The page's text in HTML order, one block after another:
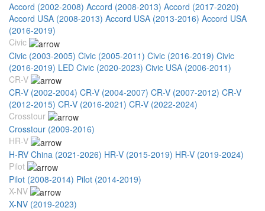
Accord (2002-2008) Accord (2008-2013) Accord (2017-2020)
Accord USA (2008-2013) Accord USA (2013-2016) Accord USA
(2016-2019)
Civic
Civic (2003-2005) Civic (2005-2011) Civic (2016-2019) Civic
(2016-2019) LED Civic (2020-2023) Civic USA (2006-2011)
CR-V
CR-V (2002-2004) CR-V (2004-2007) CR-V (2007-2012) CR-V
(2012-2015) CR-V (2016-2021) CR-V (2022-2024)
Crosstour
Crosstour (2009-2016)
HR-V
H-RV China (2021-2026) HR-V (2015-2019) HR-V (2019-2024)
Pilot
Pilot (2008-2014) Pilot (2014-2019)
X-NV
X-NV (2019-2023)